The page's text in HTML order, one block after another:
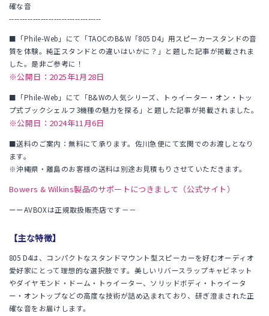
確な音
-----------------------------------
■「Phile-Web」にて「TAOCのB&W「805 D4」用スピーカースタンドの音
質を体験。純正スタンドとの違いはいかに？」と題した記事が掲載されま
した。是非ご参考に！
※公開日：2025年1月28日
■「Phile-Web」にて「B&Wの人気シリーズ、トゥイーター・オン・トッ
プ式ブックシェルフ3機種の魅力を探る」と題した記事が掲載されました。
※公開日：2024年11月6日
■送料のご案内：無料にて承ります。佐川急便にて玄関でのお渡しとなり
ます。
※沖縄県・離島のお客様の送料は別途お見積もりさせていただきます。
Bowers & Wilkins製品のサポートにつきまして（公式サイト）
ーーAVBOXは正規取扱販売店です－－
【主な特徴】
805 D4は、コンパクトなスタンドマウント型スピーカーを好むオーディオ
愛好家にとって理想的な選択肢です。美しいリバースラップキャビネット
やダイヤモンド・ドーム・トゥイーター、ソリッドボディ・トゥイータ
ー・オントップなどの高度な技術が詰め込まれており、研ぎ澄まされた正
確な音をお届けします。